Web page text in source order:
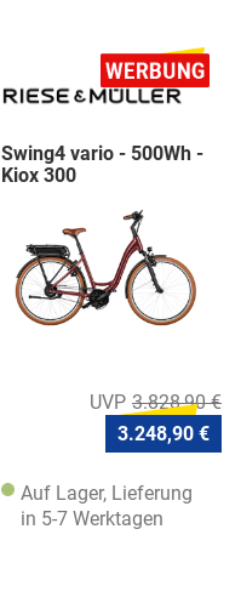
Swing4 vario - 500Wh -
Kiox 300
3.828,90 €
3.248,90 €
Auf Lager, Lieferung
in 5-7 Werktagen